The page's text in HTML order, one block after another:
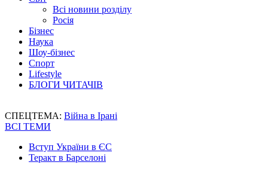
Всі новини розділу
Росія
Бізнес
Наука
Шоу-бізнес
Спорт
Lifestyle
БЛОГИ ЧИТАЧІВ
СПЕЦТЕМА: Війна в Ірані
ВСІ ТЕМИ
Вступ України в ЄС
Теракт в Барселоні